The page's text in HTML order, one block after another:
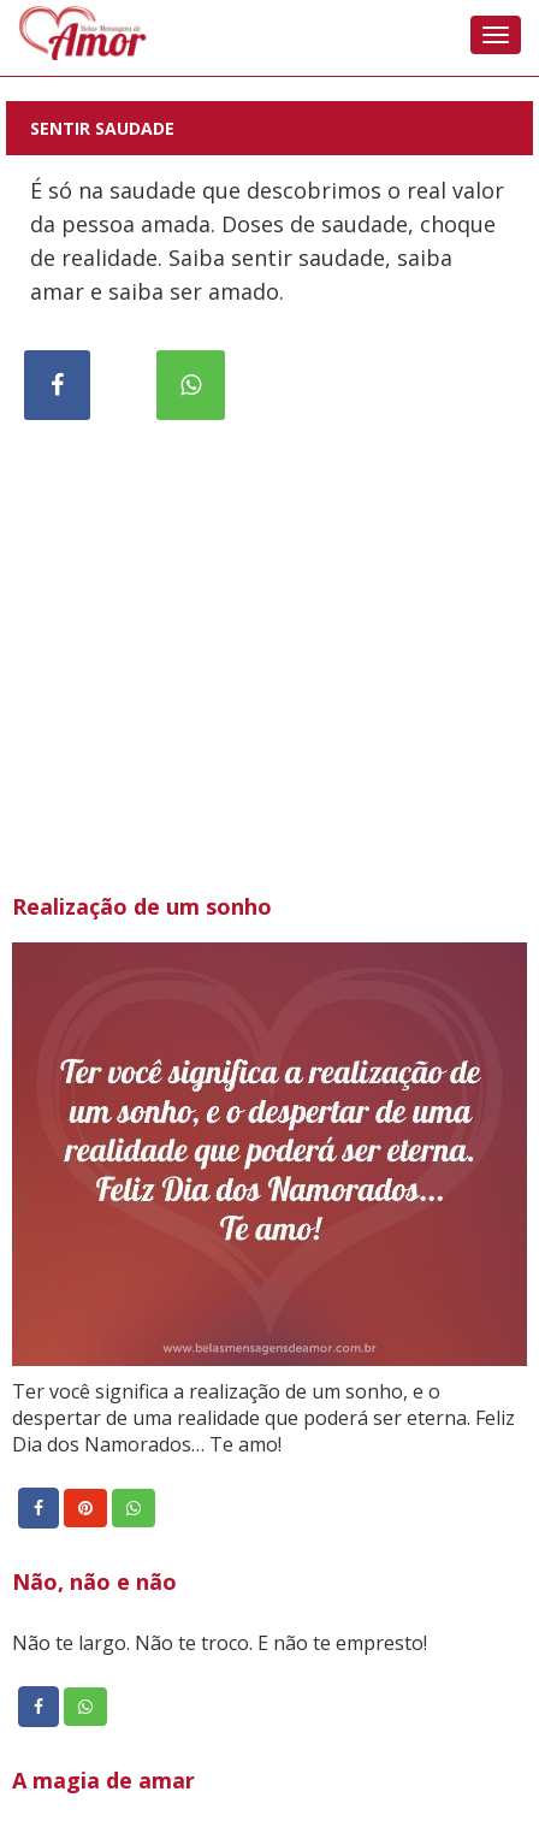
SENTIR SAUDADE
É só na saudade que descobrimos o real valor
da pessoa amada. Doses de saudade, choque
de realidade. Saiba sentir saudade, saiba
amar e saiba ser amado.
Realização de um sonho
Ter você significa a realização de um sonho, e o
despertar de uma realidade que poderá ser eterna. Feliz
Dia dos Namorados… Te amo!
Não, não e não
Não te largo. Não te troco. E não te empresto!
A magia de amar